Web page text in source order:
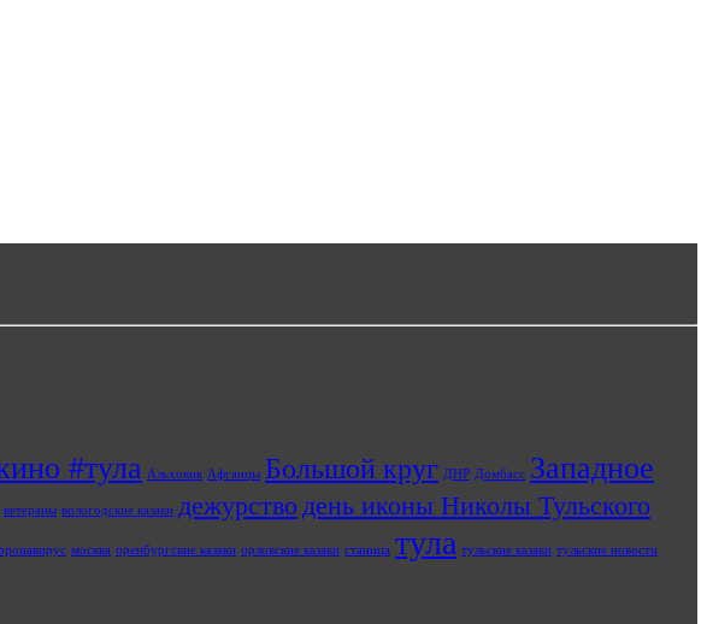
#тула Альховик Афганцы Большой круг ДНР Домбасс Западное
ветераны вологодские казаки дежурство день иконы Николы Тульского
москва оренбургские казаки орловские казаки станица тула тульские казаки тульские новости